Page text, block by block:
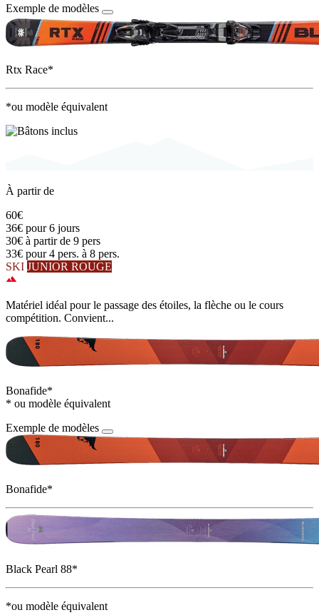
Exemple de modèles
Rtx Race*
*ou modèle équivalent
À partir de
60€
36€ pour 6 jours
30€ à partir de 9 pers
33€ pour 4 pers. à 8 pers.
SKI JUNIOR ROUGE
Matériel idéal pour le passage des étoiles, la flèche ou le cours
compétition. Convient...
Bonafide*
* ou modèle équivalent
Exemple de modèles
Bonafide*
Black Pearl 88*
*ou modèle équivalent